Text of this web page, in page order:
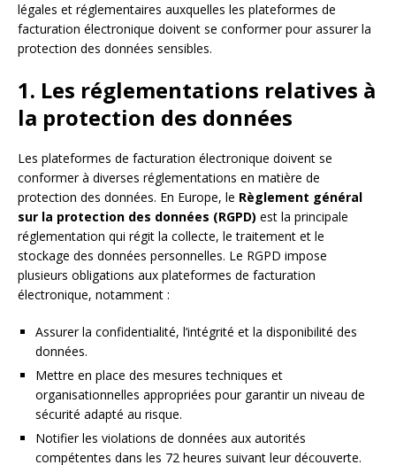
légales et réglementaires auxquelles les plateformes de
facturation électronique doivent se conformer pour assurer la
protection des données sensibles.
1. Les réglementations relatives à
la protection des données
Les plateformes de facturation électronique doivent se
conformer à diverses réglementations en matière de
protection des données. En Europe, le Règlement général
sur la protection des données (RGPD) est la principale
réglementation qui régit la collecte, le traitement et le
stockage des données personnelles. Le RGPD impose
plusieurs obligations aux plateformes de facturation
électronique, notamment :
Assurer la confidentialité, l’intégrité et la disponibilité des
données.
Mettre en place des mesures techniques et
organisationnelles appropriées pour garantir un niveau de
sécurité adapté au risque.
Notifier les violations de données aux autorités
compétentes dans les 72 heures suivant leur découverte.